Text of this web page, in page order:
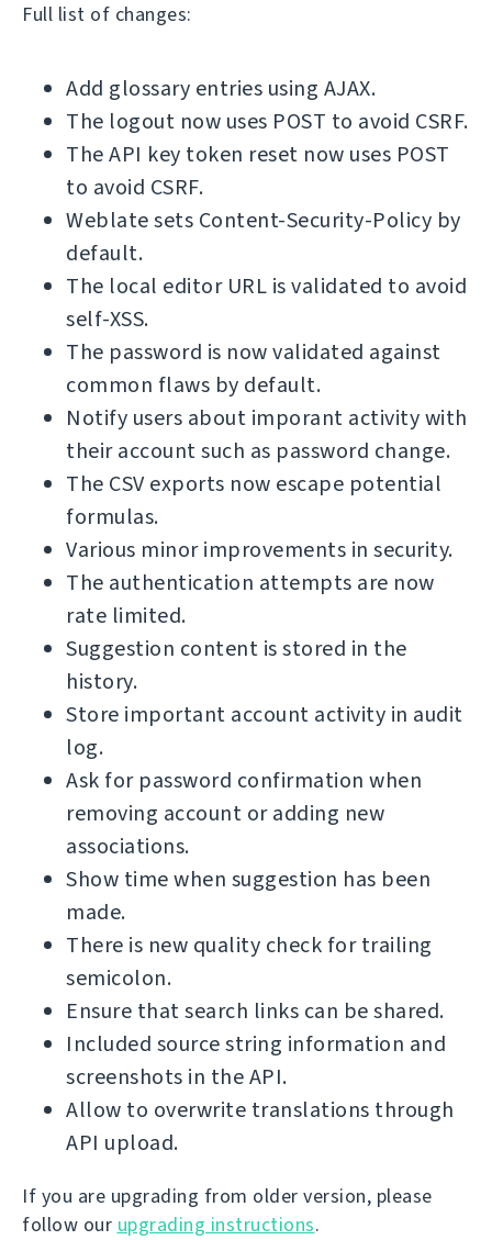
Full list of changes:
Add glossary entries using AJAX.
The logout now uses POST to avoid CSRF.
The API key token reset now uses POST
to avoid CSRF.
Weblate sets Content-Security-Policy by
default.
The local editor URL is validated to avoid
self-XSS.
The password is now validated against
common flaws by default.
Notify users about imporant activity with
their account such as password change.
The CSV exports now escape potential
formulas.
Various minor improvements in security.
The authentication attempts are now
rate limited.
Suggestion content is stored in the
history.
Store important account activity in audit
log.
Ask for password confirmation when
removing account or adding new
associations.
Show time when suggestion has been
made.
There is new quality check for trailing
semicolon.
Ensure that search links can be shared.
Included source string information and
screenshots in the API.
Allow to overwrite translations through
API upload.
If you are upgrading from older version, please
follow our upgrading instructions.